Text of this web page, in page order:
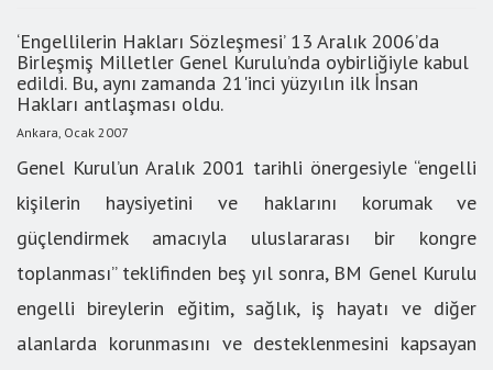
‘Engellilerin Hakları Sözleşmesi’ 13 Aralık 2006’da
Birleşmiş Milletler Genel Kurulu’nda oybirliğiyle kabul
edildi. Bu, aynı zamanda 21'inci yüzyılın ilk İnsan
Hakları antlaşması oldu.
Ankara, Ocak 2007
Genel Kurul’un Aralık 2001 tarihli önergesiyle “engelli
kişilerin haysiyetini ve haklarını korumak ve
güçlendirmek amacıyla uluslararası bir kongre
toplanması” teklifinden beş yıl sonra, BM Genel Kurulu
engelli bireylerin eğitim, sağlık, iş hayatı ve diğer
alanlarda korunmasını ve desteklenmesini kapsayan